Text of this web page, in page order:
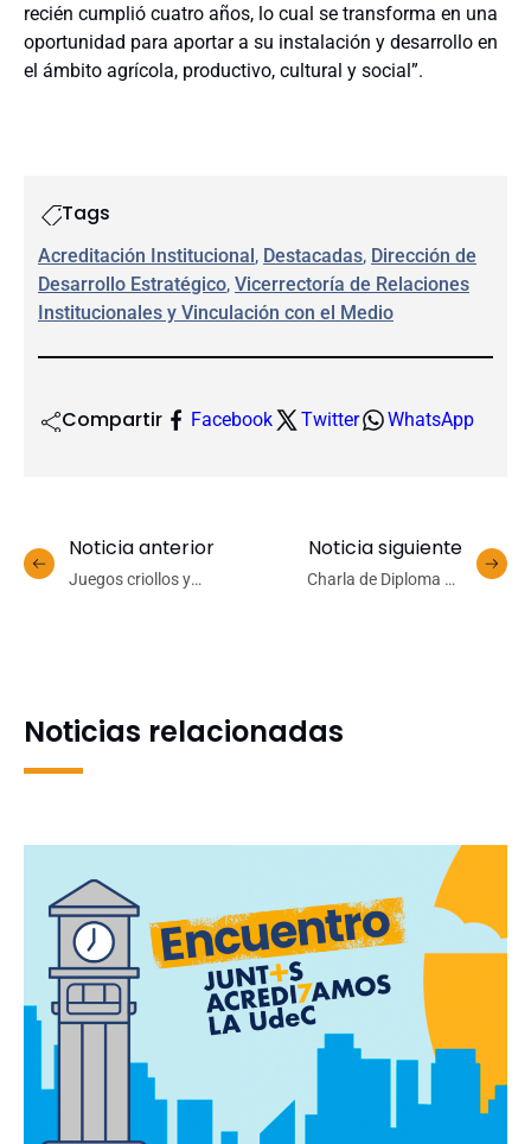
recién cumplió cuatro años, lo cual se transforma en una
oportunidad para aportar a su instalación y desarrollo en
el ámbito agrícola, productivo, cultural y social”.
Tags
Acreditación Institucional , Destacadas, Dirección de
Desarrollo Estratégico, Vicerrectoría de Relaciones
Institucionales y Vinculación con el Medio
Compartir Facebook Twitter WhatsApp
Noticia anterior
Juegos criollos y
Noticia siguiente
Charla de Diploma en
Noticias relacionadas